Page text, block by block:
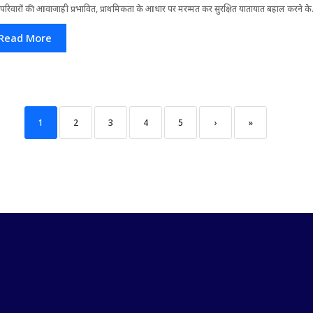
की आवाजाही प्रभावित, प्राथमिकता के आधार पर मरम्मत कर सुरक्षित यातायात बहाल करने
More
1 2 3 4 5 › »